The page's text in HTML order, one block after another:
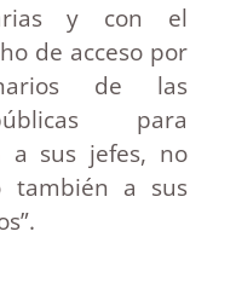
y con el
de acceso por
de las
para
a sus jefes, no
también a sus